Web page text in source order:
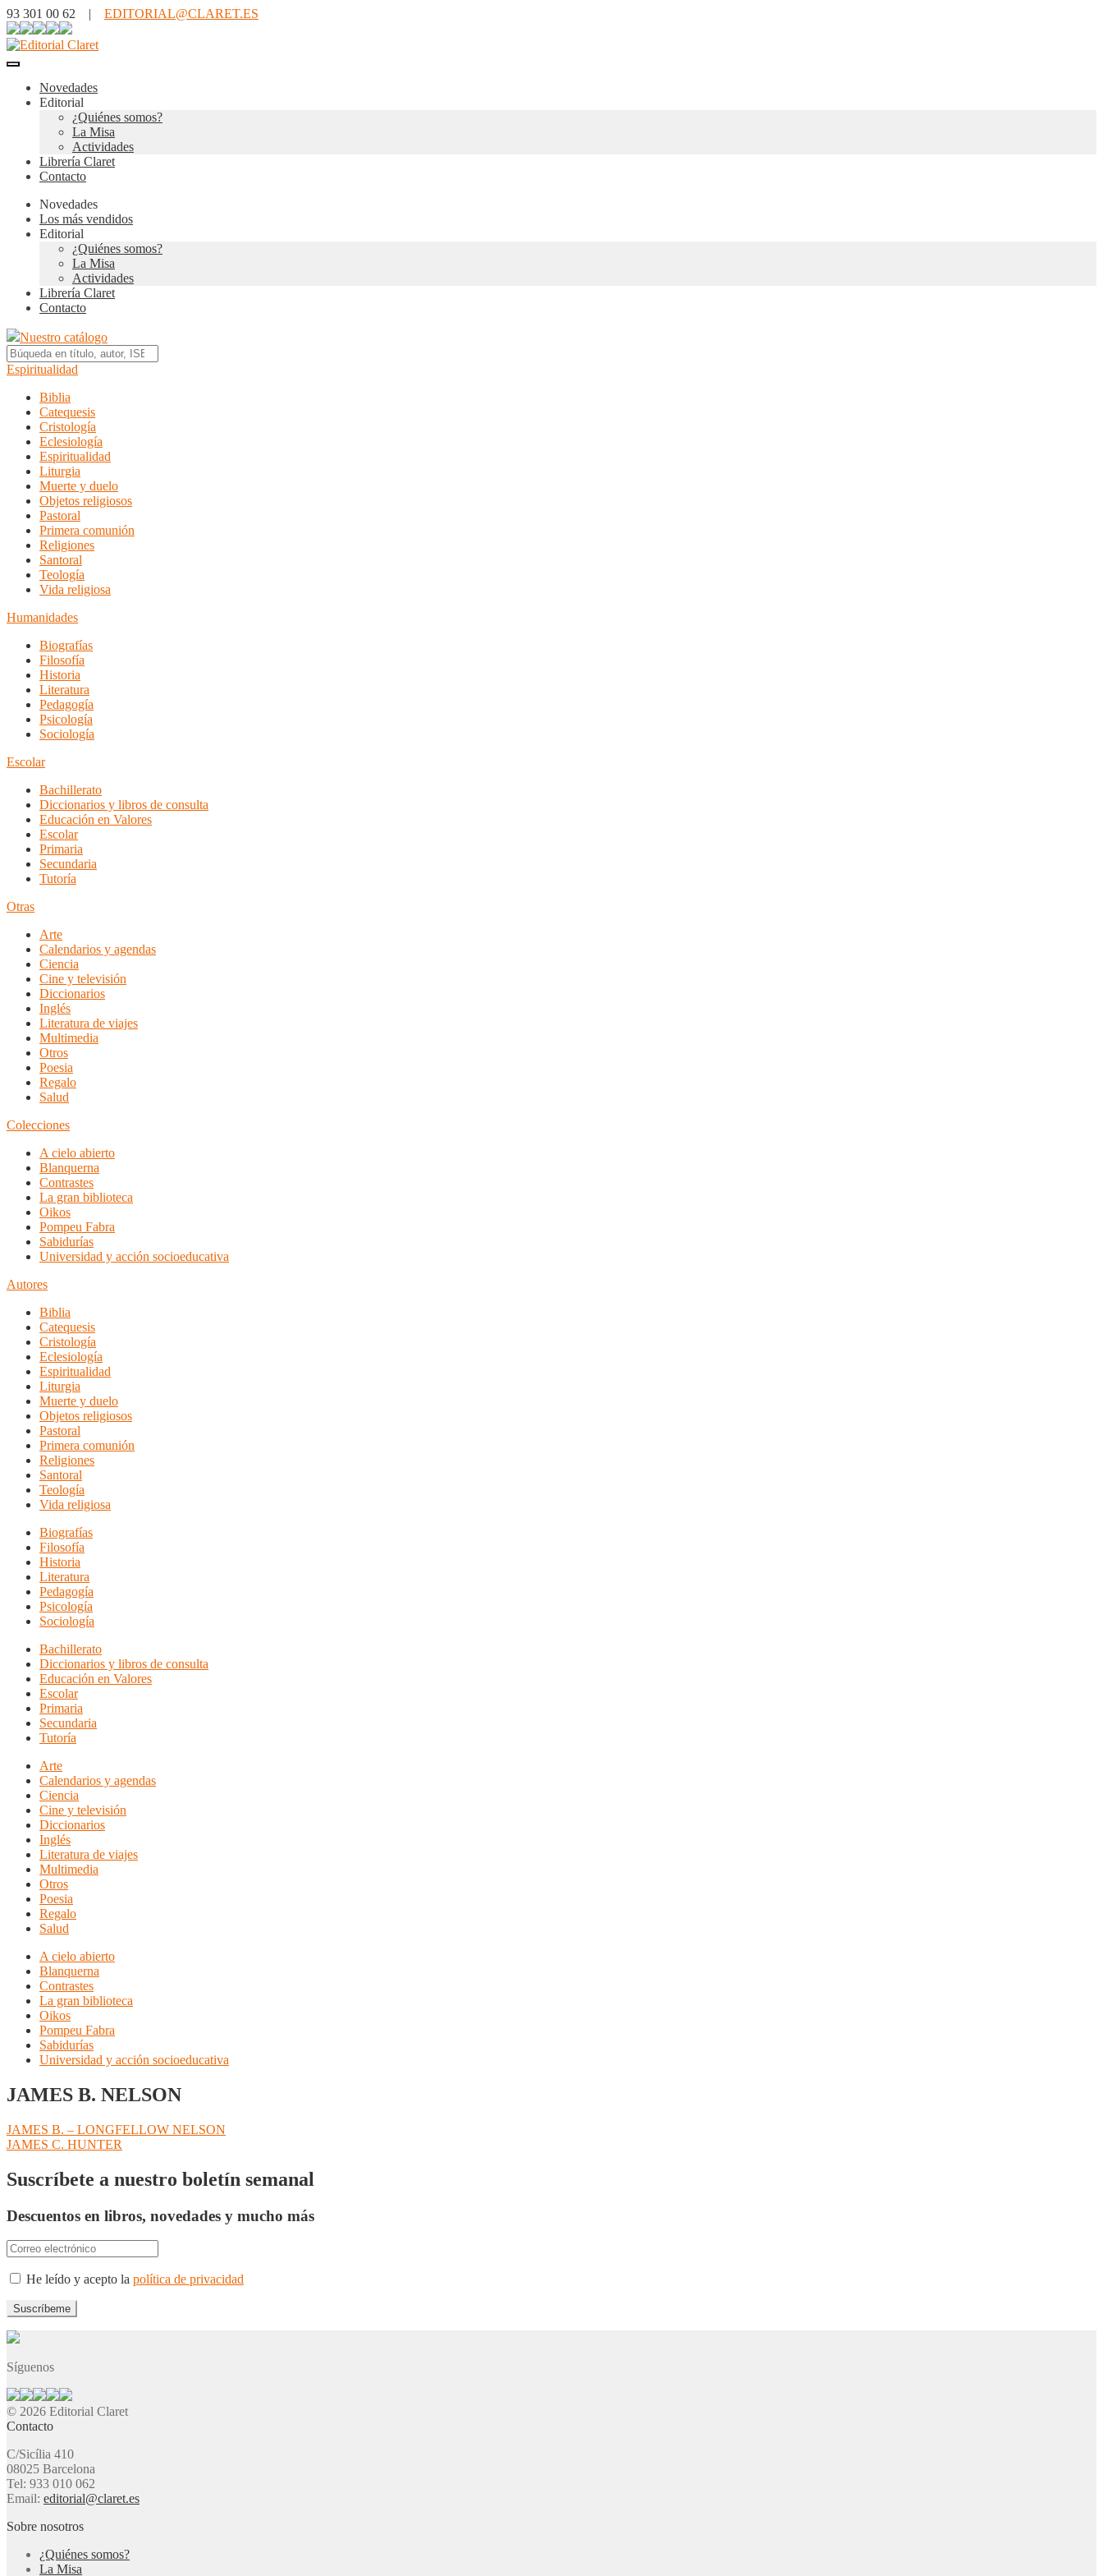
93 301 00 62 | EDITORIAL@CLARET.ES
Novedades
Editorial
¿Quiénes somos?
La Misa
Actividades
Librería Claret
Contacto
Novedades
Los más vendidos
Editorial
¿Quiénes somos?
La Misa
Actividades
Librería Claret
Contacto
Nuestro catálogo
Espiritualidad
Biblia
Catequesis
Cristología
Eclesiología
Espiritualidad
Liturgia
Muerte y duelo
Objetos religiosos
Pastoral
Primera comunión
Religiones
Santoral
Teología
Vida religiosa
Humanidades
Biografías
Filosofía
Historia
Literatura
Pedagogía
Psicología
Sociología
Escolar
Bachillerato
Diccionarios y libros de consulta
Educación en Valores
Escolar
Primaria
Secundaria
Tutoría
Otras
Arte
Calendarios y agendas
Ciencia
Cine y televisión
Diccionarios
Inglés
Literatura de viajes
Multimedia
Otros
Poesia
Regalo
Salud
Colecciones
A cielo abierto
Blanquerna
Contrastes
La gran biblioteca
Oikos
Pompeu Fabra
Sabidurías
Universidad y acción socioeducativa
Autores
Biblia
Catequesis
Cristología
Eclesiología
Espiritualidad
Liturgia
Muerte y duelo
Objetos religiosos
Pastoral
Primera comunión
Religiones
Santoral
Teología
Vida religiosa
Biografías
Filosofía
Historia
Literatura
Pedagogía
Psicología
Sociología
Bachillerato
Diccionarios y libros de consulta
Educación en Valores
Escolar
Primaria
Secundaria
Tutoría
Arte
Calendarios y agendas
Ciencia
Cine y televisión
Diccionarios
Inglés
Literatura de viajes
Multimedia
Otros
Poesia
Regalo
Salud
A cielo abierto
Blanquerna
Contrastes
La gran biblioteca
Oikos
Pompeu Fabra
Sabidurías
Universidad y acción socioeducativa
JAMES B. NELSON
Navegación
de
entradas
Anterior:
JAMES B. – LONGFELLOW NELSON
Siguiente:
JAMES C. HUNTER
Suscríbete a nuestro boletín semanal
Descuentos en libros, novedades y mucho más
He leído y acepto la política de privacidad
Síguenos
© 2026 Editorial Claret
Contacto
C/Sicília 410
08025 Barcelona
Tel: 933 010 062
Email: editorial@claret.es
Sobre nosotros
¿Quiénes somos?
La Misa